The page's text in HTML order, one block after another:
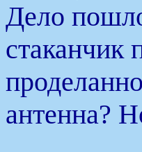
Дело
стаканчик
антенна?